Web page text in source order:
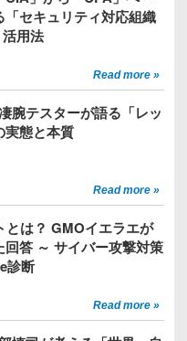
セキュリティ対応組織
用法
Read more »
腕テスターが語る「レッ
実態と本質
Read more »
とは？ GMOイエラエが
答 ～ サイバー攻撃対策
診断
Read more »